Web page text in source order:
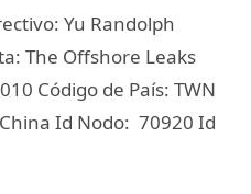
Yu Randolph
The Offshore Leaks
Código de País: TWN
Id Nodo: 70920 Id